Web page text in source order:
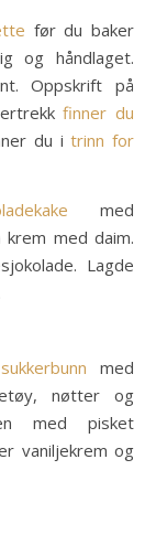
før du baker
og håndlaget.
Oppskrift på
finner du
du itrinn for
med
med daim.
Lagde
sukkerbunn med
nøtter og
med pisket
vaniljekrem og